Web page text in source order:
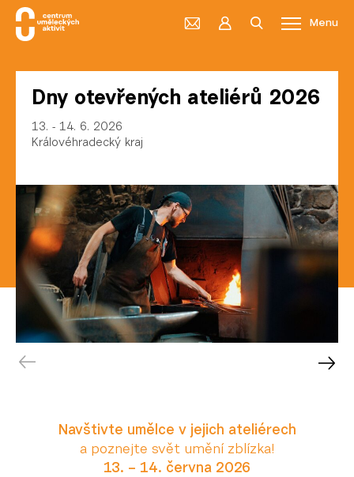
Menu
Dny otevřených ateliérů 2026
13. - 14. 6. 2026
Královéhradecký kraj
Navštivte umělce v jejich ateliérech
a poznejte svět umění zblízka!
13. – 14. června 2026